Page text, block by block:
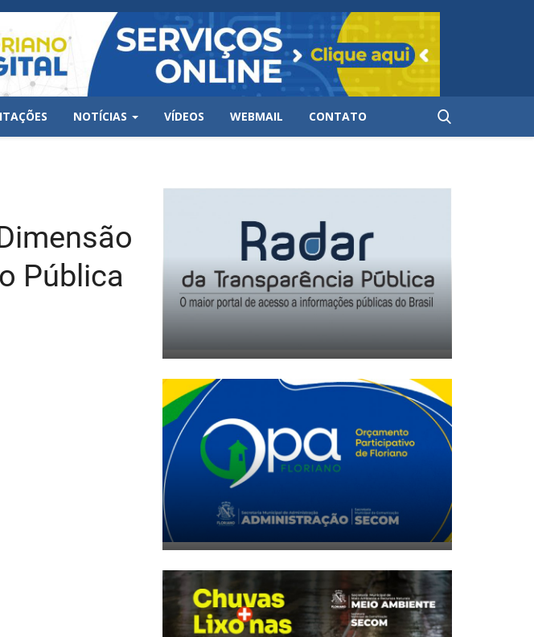
NOTÍCIAS VÍDEOS WEBMAIL CONTATO
Pública